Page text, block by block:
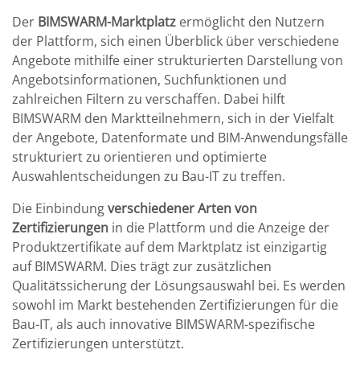
Der BIMSWARM-Marktplatz ermöglicht den Nutzern
der Plattform, sich einen Überblick über verschiedene
Angebote mithilfe einer strukturierten Darstellung von
Angebotsinformationen, Suchfunktionen und
zahlreichen Filtern zu verschaffen. Dabei hilft
BIMSWARM den Marktteilnehmern, sich in der Vielfalt
der Angebote, Datenformate und BIM-Anwendungsfälle
strukturiert zu orientieren und optimierte
Auswahlentscheidungen zu Bau-IT zu treffen.
Die Einbindungverschiedener Arten von
Zertifizierungen in die Plattform und die Anzeige der
Produktzertifikate auf dem Marktplatz ist einzigartig
auf BIMSWARM. Dies trägt zur zusätzlichen
Qualitätssicherung der Lösungsauswahl bei. Es werden
sowohl im Markt bestehenden Zertifizierungen für die
Bau-IT, als auch innovative BIMSWARM-spezifische
Zertifizierungen unterstützt.